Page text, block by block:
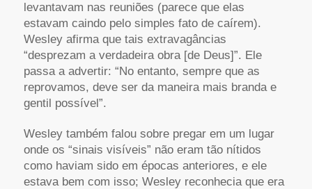
levantavam nas reuniões (parece que elas
estavam caindo pelo simples fato de caírem).
Wesley afirma que tais extravagâncias
“desprezam a verdadeira obra [de Deus]”. Ele
passa a advertir: “No entanto, sempre que as
reprovamos, deve ser da maneira mais branda e
gentil possível”.
Wesley também falou sobre pregar em um lugar
onde os “sinais visíveis” não eram tão nítidos
como haviam sido em épocas anteriores, e ele
estava bem com isso; Wesley reconhecia que era